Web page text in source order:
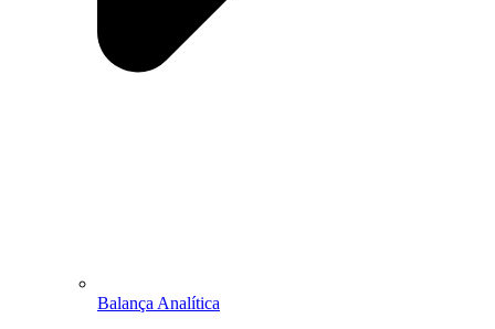
Balança Analítica